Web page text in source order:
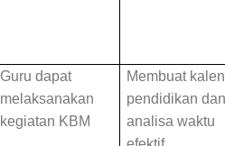
Guru dapat
melaksanakan
kegiatan KBM
Membuat
pendidikan dan
analisa waktu